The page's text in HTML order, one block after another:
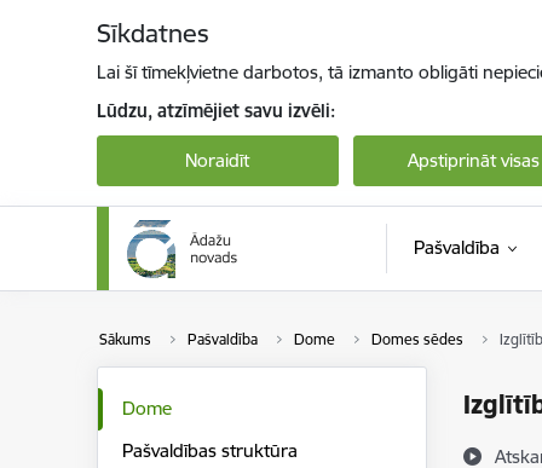
Sīkdatnes
Lai šī tīmekļvietne darbotos, tā izmanto obligāti
Lūdzu, atzīmējiet savu izvēli:
Noraidīt Apstiprināt visas
Pašvaldība
Sākums Pašvaldība Dome Domes sēdes
Dome
Pašvaldības struktūra